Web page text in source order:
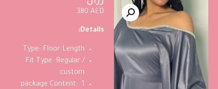
380 AED
Details:
Type: Floor Length
Fit Type: Regular /
custom
package Content: 1